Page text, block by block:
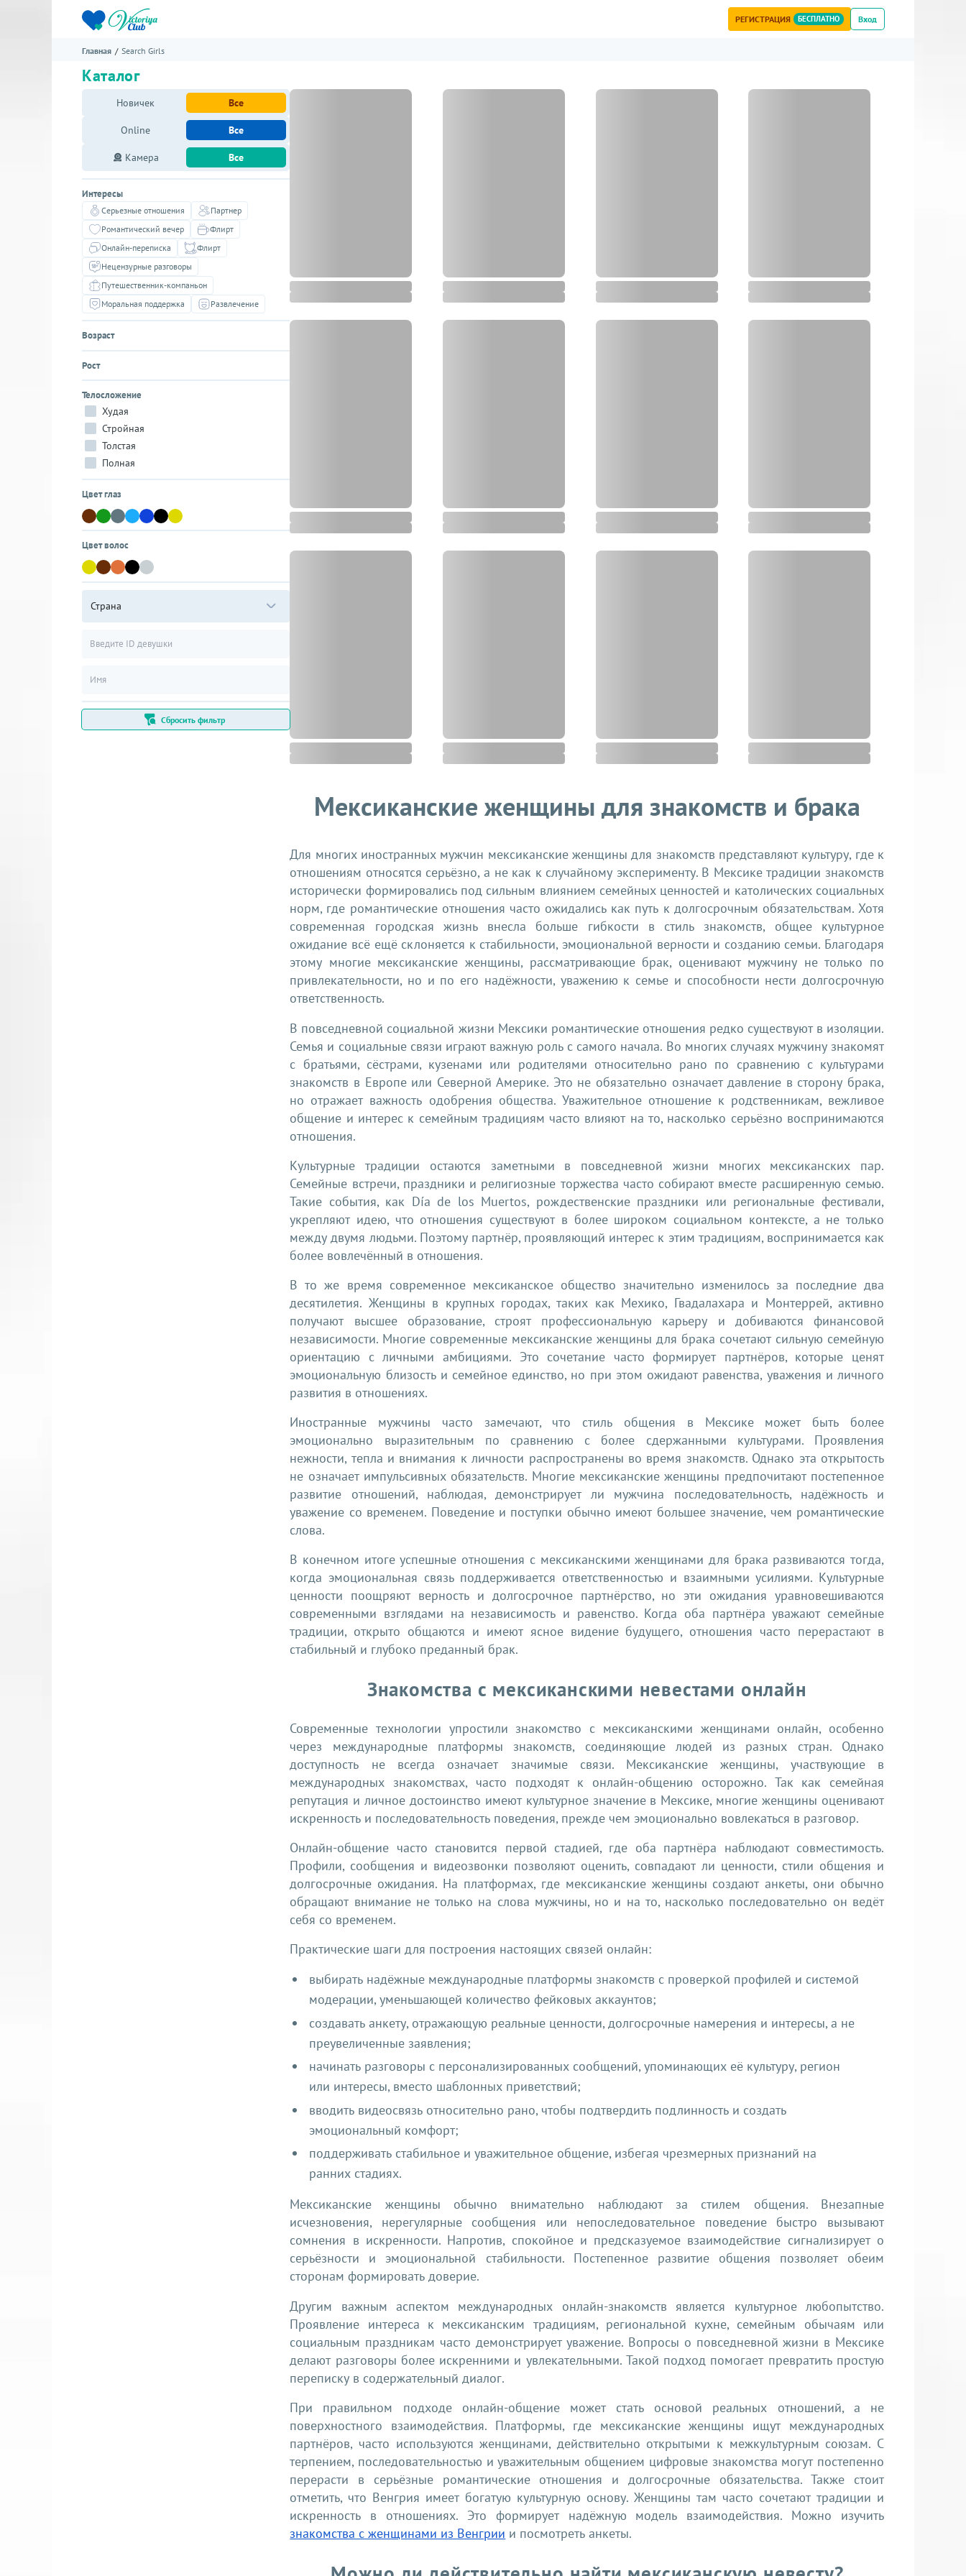
РЕГИСТРАЦИЯ БЕСПЛАТНО Вход
Главная Search Girls
Каталог
Новичек Все
Online Все
Камера Все
Интересы
Серьезные отношения
Партнер
Романтический вечер
Флирт
Онлайн-переписка
Флирт
Нецензурные разговоры
Путешественник-компаньон
Моральная поддержка
Развлечение
Возраст
Рост
Телосложение
Худая
Стройная
Толстая
Полная
Цвет глаз
Цвет волос
Страна
Сбросить фильтр
Мексиканские женщины для знакомств и брака
Для многих иностранных мужчин мексиканские женщины для знакомств представляют культуру, где к
отношениям относятся серьёзно, а не как к случайному эксперименту. В Мексике традиции знакомств
исторически формировались под сильным влиянием семейных ценностей и католических социальных
норм, где романтические отношения часто ожидались как путь к долгосрочным обязательствам. Хотя
современная городская жизнь внесла больше гибкости в стиль знакомств, общее культурное
ожидание всё ещё склоняется к стабильности, эмоциональной верности и созданию семьи. Благодаря
этому многие мексиканские женщины, рассматривающие брак, оценивают мужчину не только по
привлекательности, но и по его надёжности, уважению к семье и способности нести долгосрочную
ответственность.
В повседневной социальной жизни Мексики романтические отношения редко существуют в изоляции.
Семья и социальные связи играют важную роль с самого начала. Во многих случаях мужчину знакомят
с братьями, сёстрами, кузенами или родителями относительно рано по сравнению с культурами
знакомств в Европе или Северной Америке. Это не обязательно означает давление в сторону брака,
но отражает важность одобрения общества. Уважительное отношение к родственникам, вежливое
общение и интерес к семейным традициям часто влияют на то, насколько серьёзно воспринимаются
отношения.
Культурные традиции остаются заметными в повседневной жизни многих мексиканских пар.
Семейные встречи, праздники и религиозные торжества часто собирают вместе расширенную семью.
Такие события, как Día de los Muertos, рождественские праздники или региональные фестивали,
укрепляют идею, что отношения существуют в более широком социальном контексте, а не только
между двумя людьми. Поэтому партнёр, проявляющий интерес к этим традициям, воспринимается как
более вовлечённый в отношения.
В то же время современное мексиканское общество значительно изменилось за последние два
десятилетия. Женщины в крупных городах, таких как Мехико, Гвадалахара и Монтеррей, активно
получают высшее образование, строят профессиональную карьеру и добиваются финансовой
независимости. Многие современные мексиканские женщины для брака сочетают сильную семейную
ориентацию с личными амбициями. Это сочетание часто формирует партнёров, которые ценят
эмоциональную близость и семейное единство, но при этом ожидают равенства, уважения и личного
развития в отношениях.
Иностранные мужчины часто замечают, что стиль общения в Мексике может быть более
эмоционально выразительным по сравнению с более сдержанными культурами. Проявления
нежности, тепла и внимания к личности распространены во время знакомств. Однако эта открытость
не означает импульсивных обязательств. Многие мексиканские женщины предпочитают постепенное
развитие отношений, наблюдая, демонстрирует ли мужчина последовательность, надёжность и
уважение со временем. Поведение и поступки обычно имеют большее значение, чем романтические
слова.
В конечном итоге успешные отношения с мексиканскими женщинами для брака развиваются тогда,
когда эмоциональная связь поддерживается ответственностью и взаимными усилиями. Культурные
ценности поощряют верность и долгосрочное партнёрство, но эти ожидания уравновешиваются
современными взглядами на независимость и равенство. Когда оба партнёра уважают семейные
традиции, открыто общаются и имеют ясное видение будущего, отношения часто перерастают в
стабильный и глубоко преданный брак.
Знакомства с мексиканскими невестами онлайн
Современные технологии упростили знакомство с мексиканскими женщинами онлайн, особенно
через международные платформы знакомств, соединяющие людей из разных стран. Однако
доступность не всегда означает значимые связи. Мексиканские женщины, участвующие в
международных знакомствах, часто подходят к онлайн-общению осторожно. Так как семейная
репутация и личное достоинство имеют культурное значение в Мексике, многие женщины оценивают
искренность и последовательность поведения, прежде чем эмоционально вовлекаться в разговор.
Онлайн-общение часто становится первой стадией, где оба партнёра наблюдают совместимость.
Профили, сообщения и видеозвонки позволяют оценить, совпадают ли ценности, стили общения и
долгосрочные ожидания. На платформах, где мексиканские женщины создают анкеты, они обычно
обращают внимание не только на слова мужчины, но и на то, насколько последовательно он ведёт
себя со временем.
Практические шаги для построения настоящих связей онлайн:
выбирать надёжные международные платформы знакомств с проверкой профилей и системой
модерации, уменьшающей количество фейковых аккаунтов;
создавать анкету, отражающую реальные ценности, долгосрочные намерения и интересы, а не
преувеличенные заявления;
начинать разговоры с персонализированных сообщений, упоминающих её культуру, регион
или интересы, вместо шаблонных приветствий;
вводить видеосвязь относительно рано, чтобы подтвердить подлинность и создать
эмоциональный комфорт;
поддерживать стабильное и уважительное общение, избегая чрезмерных признаний на
ранних стадиях.
Мексиканские женщины обычно внимательно наблюдают за стилем общения. Внезапные
исчезновения, нерегулярные сообщения или непоследовательное поведение быстро вызывают
сомнения в искренности. Напротив, спокойное и предсказуемое взаимодействие сигнализирует о
серьёзности и эмоциональной стабильности. Постепенное развитие общения позволяет обеим
сторонам формировать доверие.
Другим важным аспектом международных онлайн-знакомств является культурное любопытство.
Проявление интереса к мексиканским традициям, региональной кухне, семейным обычаям или
социальным праздникам часто демонстрирует уважение. Вопросы о повседневной жизни в Мексике
делают разговоры более искренними и увлекательными. Такой подход помогает превратить простую
переписку в содержательный диалог.
При правильном подходе онлайн-общение может стать основой реальных отношений, а не
поверхностного взаимодействия. Платформы, где мексиканские женщины ищут международных
партнёров, часто используются женщинами, действительно открытыми к межкультурным союзам. С
терпением, последовательностью и уважительным общением цифровые знакомства могут постепенно
перерасти в серьёзные романтические отношения и долгосрочные обязательства. Также стоит
отметить, что Венгрия имеет богатую культурную основу. Женщины там часто сочетают традиции и
искренность в отношениях. Это формирует надёжную модель взаимодействия. Можно изучить
знакомства с женщинами из Венгрии и посмотреть анкеты.